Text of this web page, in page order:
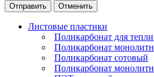
Отменить
Листовые пластики
Поликарбонат для
Поликарбонат
Поликарбонат сотовый
Поликарбонат